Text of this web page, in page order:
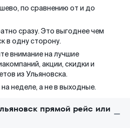
по сравнению от и до
сразу. Это выгоднее чем
в одну сторону.
внимание на лучшие
акции, скидки и
из Ульяновска.
неделе, а не в выходные.
прямой рейс или